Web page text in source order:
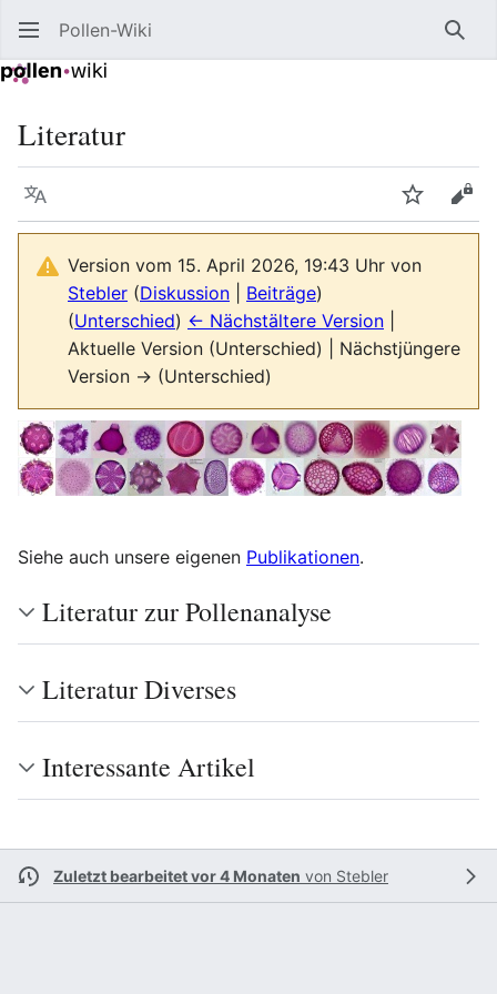
Pollen-Wiki
Literatur
Sprache
Version vom 15. April 2026, 19:43 Uhr von
Stebler (Diskussion Beiträge)
(Unterschied) ← Nächstältere Version
Aktuelle Version (Unterschied) | Nächstjüngere
Version → (Unterschied)
Siehe auch unsere eigenen Publikationen.
Literatur zur Pollenanalyse
Literatur Diverses
Interessante Artikel
Zuletzt bearbeitet vor 4 Monaten von Stebler